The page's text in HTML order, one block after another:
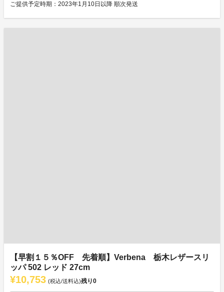
ご提供予定時期：2023年1月10日以降 順次発送
【早割１５％OFF 先着順】Verbena 栃木レザースリ
ッパ 502 レッド 27cm
¥10,753 (税込/送料込)残り0